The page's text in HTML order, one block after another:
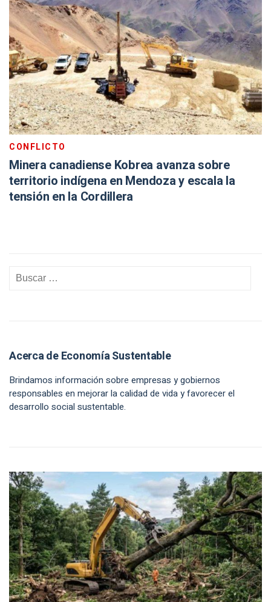
CONFLICTO
Minera canadiense Kobrea avanza sobre
territorio indígena en Mendoza y escala la
tensión en la Cordillera
Acerca de Economía Sustentable
Brindamos información sobre empresas y gobiernos
responsables en mejorar la calidad de vida y favorecer el
desarrollo social sustentable.